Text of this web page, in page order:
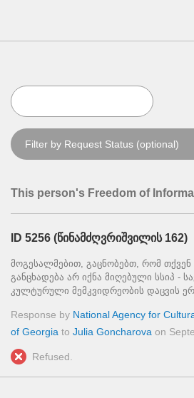
This person's Freedom of
ID 5256 (წინამძღვრიშვილის 162)
მოგესალმებით, გაცნობებთ, რომ თქვენ
განცხადება არ იქნა მიღებული სსიპ -
კულტურული მემკვიდრეობის დაცვის
Response by National Agency for
of Georgia to Julia Goncharova on
Refused.